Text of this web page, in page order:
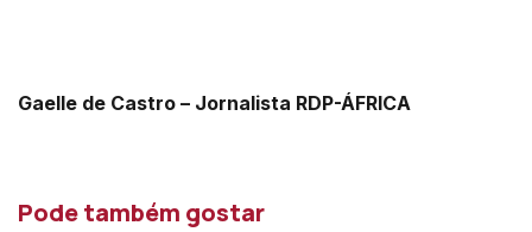
Gaelle de Castro – Jornalista RDP-ÁFRICA
Pode também gostar